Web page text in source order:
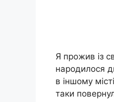
Я прожив із
народилося
в іншому
таки